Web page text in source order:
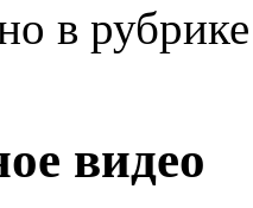
в
видео